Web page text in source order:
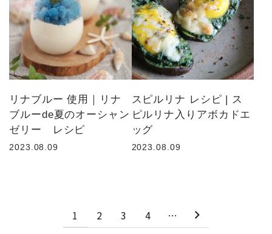
リナブルー 使用｜リナ
ブルーde夏のオーシャン
ゼリー レシピ
2023.08.09
スピルリナ レシピ | ス
ピルリナ入りアボカドエ
ッグ
2023.08.09
1 2 3 4 …